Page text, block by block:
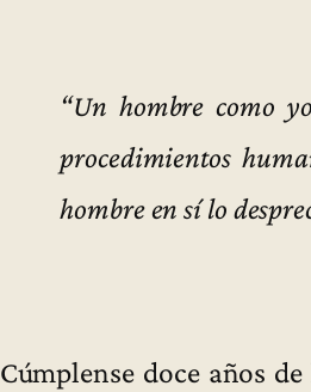
“Un hombre como
procedimientos
hombre en sí lo
Cúmplense doce años